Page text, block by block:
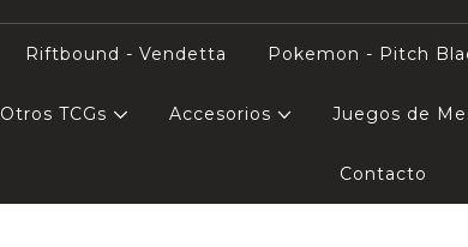
Riftbound - Vendetta Pokemon - Pitch
Otros TCGs Accesorios Juegos de
Contacto